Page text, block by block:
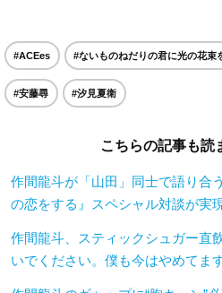
#ACEes #ないものねだりの君に光の花束
#安藤尋 #汐見夏衛
こちらの記事も読
作間龍斗が「山田」同士で語り合
の恋をする』スペシャル対談が実
作間龍斗、スティックシュガー直
いでください。僕も今はやめてま